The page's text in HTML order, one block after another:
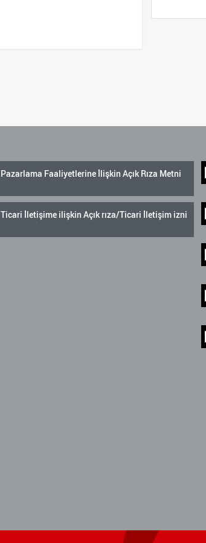
Pazarlama Faaliyetlerine İlişkin Açık Rıza Metni
Ticari İletişime ilişkin Açık rıza/Ticari İletişim izni